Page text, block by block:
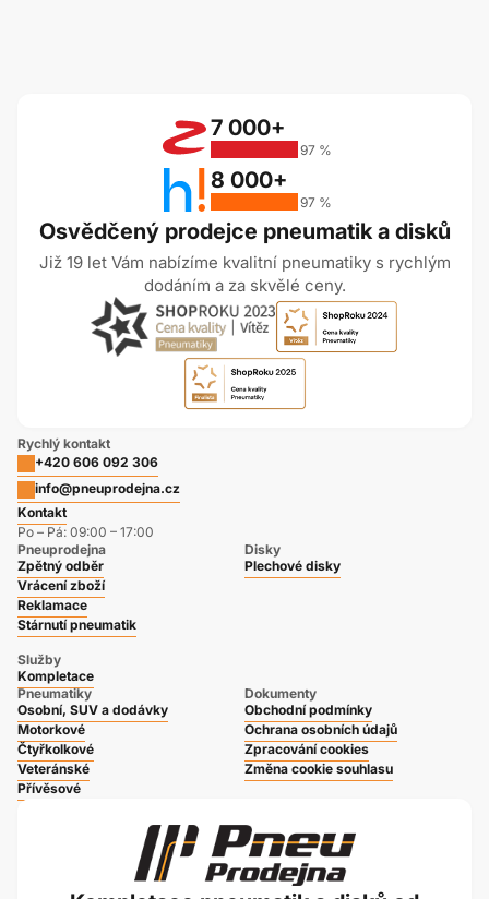
Osvědčený prodejce pneumatik a disků
Již 19 let Vám nabízíme kvalitní pneumatiky s rychlým
dodáním a za skvělé ceny.
7 000+
97 %
8 000+
97 %
Rychlý kontakt
+420 606 092 306
info@pneuprodejna.cz
Kontakt
Po – Pá: 09:00 – 17:00
Pneuprodejna
Zpětný odběr
Vrácení zboží
Reklamace
Stárnutí pneumatik
Služby
Kompletace
Disky
Plechové disky
Pneumatiky
Osobní, SUV a dodávky
Motorkové
Čtyřkolkové
Veteránské
Přívěsové
Dokumenty
Obchodní podmínky
Ochrana osobních údajů
Zpracování cookies
Změna cookie souhlasu